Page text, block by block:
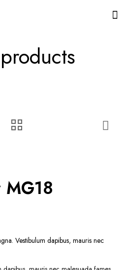
Vestibulum dapibus, mauris nec